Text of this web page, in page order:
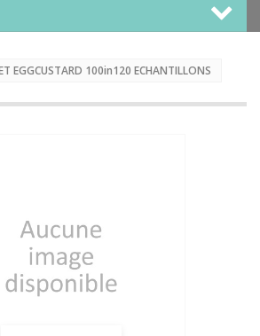
EGGCUSTARD 100in120 ECHANTILLONS